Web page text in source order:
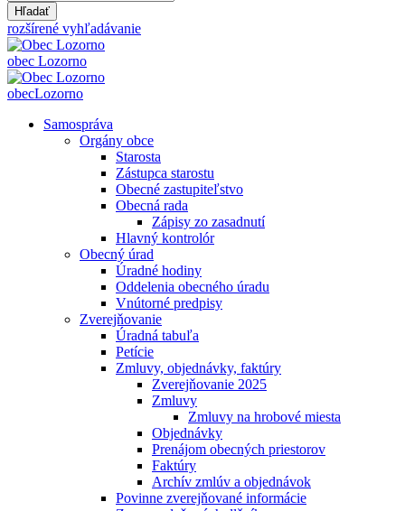
Hľadať
rozšírené vyhľadávanie
obec Lozorno
obecLozorno
Samospráva
Orgány obce
Starosta
Zástupca starostu
Obecné zastupiteľstvo
Obecná rada
Zápisy zo zasadnutí
Hlavný kontrolór
Obecný úrad
Úradné hodiny
Oddelenia obecného úradu
Vnútorné predpisy
Zverejňovanie
Úradná tabuľa
Petície
Zmluvy, objednávky, faktúry
Zverejňovanie 2025
Zmluvy
Zmluvy na hrobové miesta
Objednávky
Prenájom obecných priestorov
Faktúry
Archív zmlúv a objednávok
Povinne zverejňované informácie